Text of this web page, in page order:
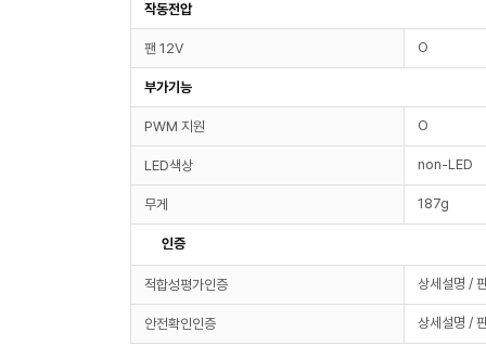
작동전압
팬 12V O
부가기능
PWM 지원 O
LED색상 non-LED
무게 187g
인증
적합성평가인증 상세설명 /
안전확인인증 상세설명 /